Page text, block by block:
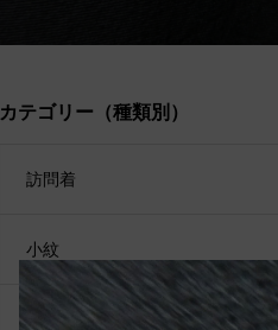
カテゴリー（種類別）
訪問着
小紋